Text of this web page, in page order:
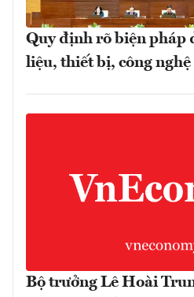
Quy định rõ biện pháp
liệu, thiết bị, công
Bộ trưởng Lê Hoài